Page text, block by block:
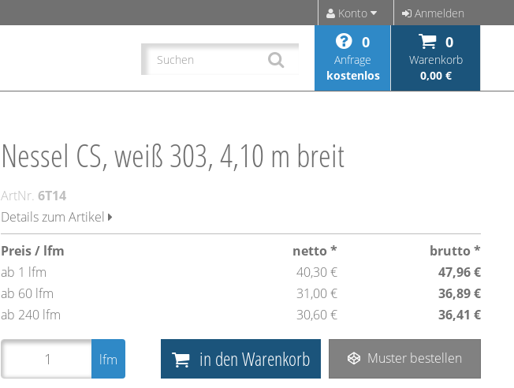
Konto Anmelden
0
Anfrage
kostenlos
0
Warenkorb
0,00 €
Nessel CS, weiß 303, 4,10 m breit
ArtNr. 6T14
Details zum Artikel
Preis / lfm
netto *
brutto *
ab 1 lfm
40,30 €
47,96 €
ab 60 lfm
31,00 €
36,89 €
ab 240 lfm
30,60 € 36,41 €
lfm in den Warenkorb Muster bestellen